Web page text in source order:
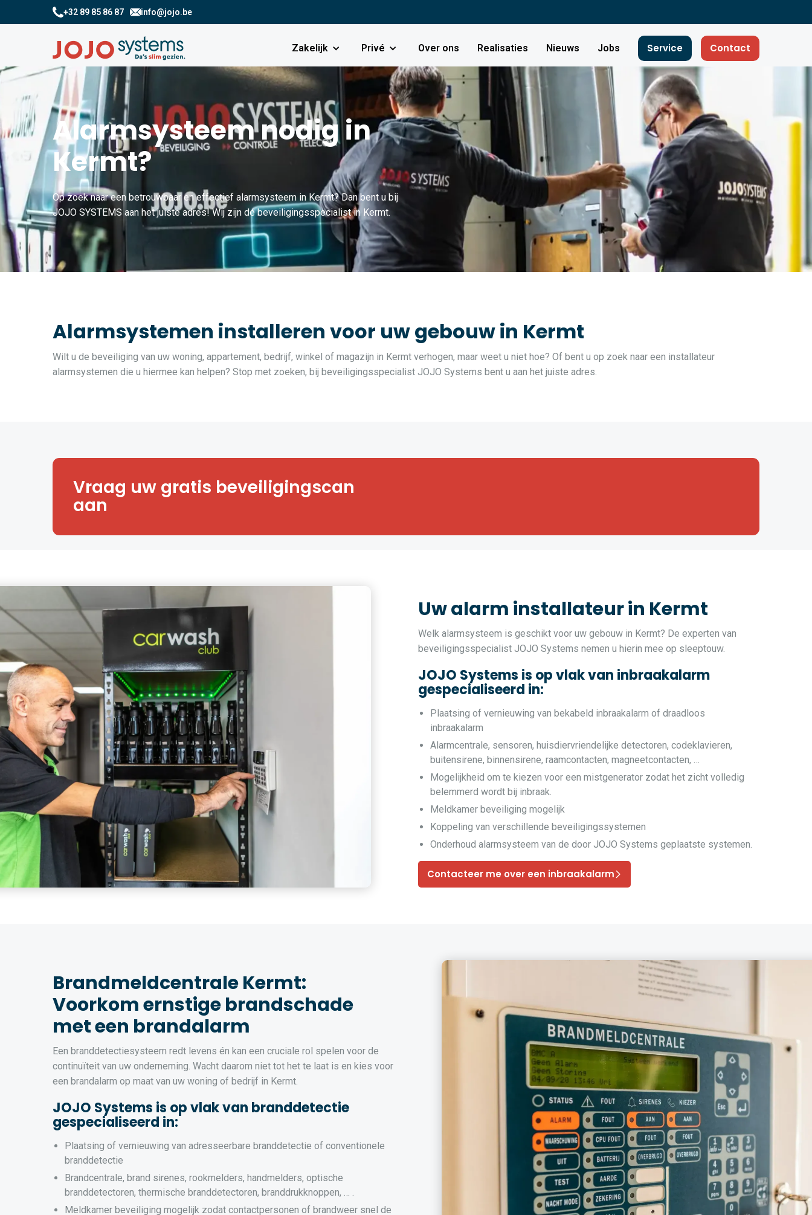
+32 89 85 86 87 info@jojo.be
Zakelijk Privé Over ons Realisaties Nieuws Jobs Service Contact
Alarmsysteem nodig in
Kermt?
Op zoek naar een betrouwbaar en effectief alarmsysteem in Kermt? Dan bent u bij
JOJO SYSTEMS aan het juiste adres! Wij zijn dé beveiligingsspecialist in Kermt.
Alarmsystemen installeren voor uw gebouw in Kermt
Wilt u de beveiliging van uw woning, appartement, bedrijf, winkel of magazijn in Kermt verhogen, maar weet u niet hoe? Of bent u op zoek naar een installateur
alarmsystemen die u hiermee kan helpen? Stop met zoeken, bij beveiligingsspecialist JOJO Systems bent u aan het juiste adres.
of magazijn? Vraag een vrijblijvende
veiligheidsanalyse aan.
Vraag uw gratis beveiligingscan
aan
Uw alarm installateur in Kermt
Welk alarmsysteem is geschikt voor uw gebouw in Kermt? De experten van
beveiligingsspecialist JOJO Systems nemen u hierin mee op sleeptouw.
JOJO Systems is op vlak van inbraakalarm
gespecialiseerd in:
Plaatsing of vernieuwing van bekabeld inbraakalarm of draadloos
inbraakalarm
Alarmcentrale, sensoren, huisdiervriendelijke detectoren, codeklavieren,
buitensirene, binnensirene, raamcontacten, magneetcontacten, …
Mogelijkheid om te kiezen voor een mistgenerator zodat het zicht volledig
belemmerd wordt bij inbraak.
Meldkamer beveiliging mogelijk
Koppeling van verschillende beveiligingssystemen
Onderhoud alarmsysteem van de door JOJO Systems geplaatste systemen.
Contacteer me over een inbraakalarm
Brandmeldcentrale Kermt:
Voorkom ernstige brandschade
met een brandalarm
Een branddetectiesysteem redt levens én kan een cruciale rol spelen voor de
continuïteit van uw onderneming. Wacht daarom niet tot het te laat is en kies voor
een brandalarm op maat van uw woning of bedrijf in Kermt.
JOJO Systems is op vlak van branddetectie
gespecialiseerd in:
Plaatsing of vernieuwing van adresseerbare branddetectie of conventionele
branddetectie
Brandcentrale, brand sirenes, rookmelders, handmelders, optische
branddetectoren, thermische branddetectoren, branddrukknoppen, … .
Meldkamer beveiliging mogelijk zodat contactpersonen of brandweer snel de